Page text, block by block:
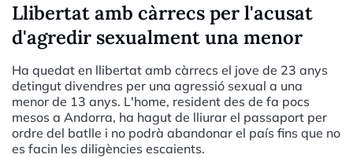
Llibertat amb càrrecs per l'acusat
d'agredir sexualment una menor
Ha quedat en llibertat amb càrrecs el jove de 23 anys
detingut divendres per una agressió sexual a una
menor de 13 anys. L'home, resident des de fa pocs
mesos a Andorra, ha hagut de lliurar el passaport per
ordre del batlle i no podrà abandonar el país fins que no
es facin les diligències escaients.